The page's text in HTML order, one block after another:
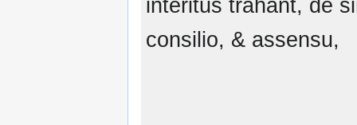
interitus trahant, de
consilio, & assensu,